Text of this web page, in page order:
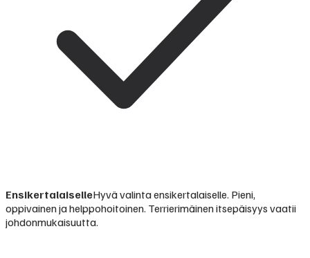
EnsikertalaiselleHyvä valinta ensikertalaiselle. Pieni,
oppivainen ja helppohoitoinen. Terrierimäinen itsepäisyys vaatii
johdonmukaisuutta.